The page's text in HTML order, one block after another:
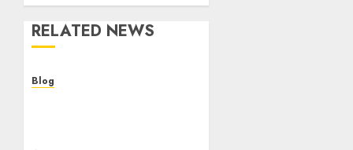
RELATED NEWS
Blog